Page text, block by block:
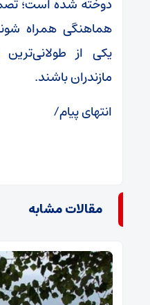
دوخته شده است؛
هماهنگی همراه
یکی از طولانی‌ترین
مازندران باشند.
انتهای پیام/
مقالات مشابه